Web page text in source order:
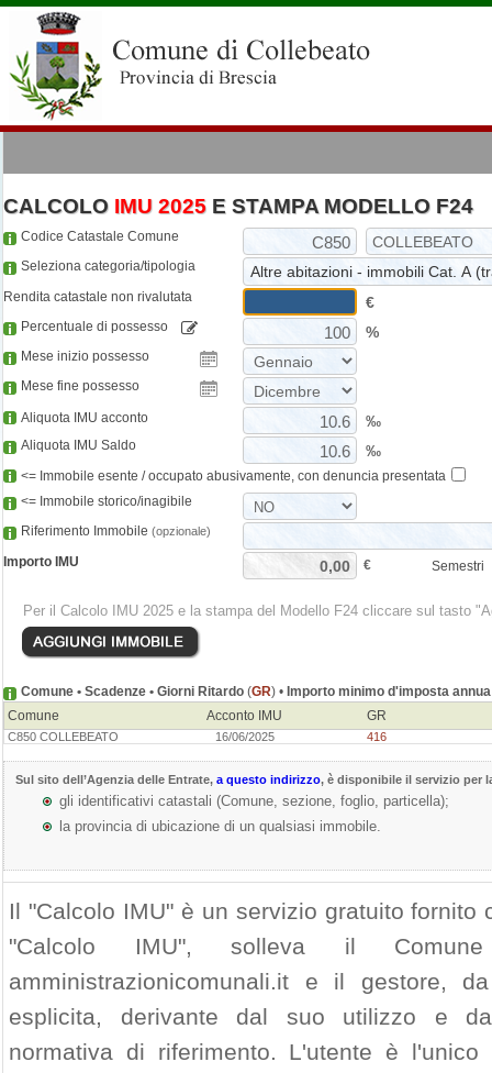
CALCOLO IMU 2025E STAMPA MODELLO F24
Codice Catastale Comune
Seleziona categoria/tipologia
Rendita catastale non rivalutata
€
Percentuale di possesso %
Mese inizio possesso
Mese fine possesso
Aliquota IMU acconto ‰
Aliquota IMU Saldo ‰
<= Immobile esente / occupato abusivamente, con denuncia presentata
<= Immobile storico/inagibile
Riferimento Immobile (opzionale)
Importo IMU € Semestri
Per il Calcolo IMU 2025 e la stampa del Modello F24 cliccare sul tasto
Comune • Scadenze • Giorni Ritardo (GR) • Importo minimo d'imposta annua
Comune
Acconto IMU GR
C850 COLLEBEATO 16/06/2025 416
Sul sito dell’Agenzia delle Entrate, a questo indirizzo, è disponibile il servizio per
gli identificativi catastali (Comune, sezione, foglio, particella);
la provincia di ubicazione di un qualsiasi immobile.
Il "Calcolo IMU" è un servizio gratuito
"Calcolo IMU", solleva il
amministrazionicomunali.it e il gestore,
esplicita, derivante dal suo utilizzo e
normativa di riferimento. L'utente è